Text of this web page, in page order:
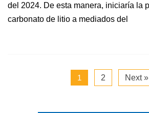
del 2024. De esta manera, iniciaría la
carbonato de litio a mediados del
1 2 Next »